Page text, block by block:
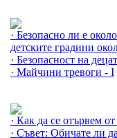
· Безопасно ли е
детските градини
· Безопасност на
· Майчини тревоги - I
· Как да се отървем
· Съвет: Обичате ли